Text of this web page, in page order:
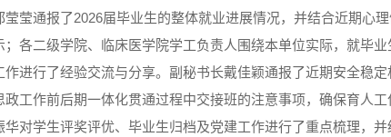
莹通报了2026届毕业生的整体就业进展情况，并结合近期心
各二级学院、临床医学院学工负责人围绕本单位实际，就毕业
作进行了经验交流与分享。副秘书长戴佳颖通报了近期安全稳定
工作前后期一体化贯通过程中交接班的注意事项，确保育人工
对学生评奖评优、毕业生归档及党建工作进行了重点梳理，并